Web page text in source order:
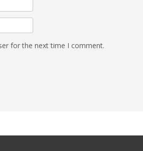
for the next time I comment.